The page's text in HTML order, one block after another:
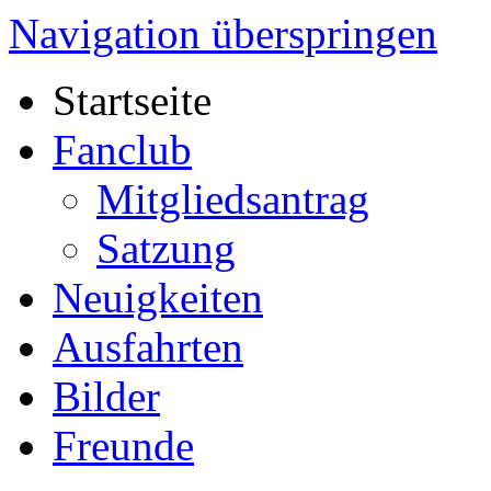
Navigation überspringen
Startseite
Fanclub
Mitgliedsantrag
Satzung
Neuigkeiten
Ausfahrten
Bilder
Freunde